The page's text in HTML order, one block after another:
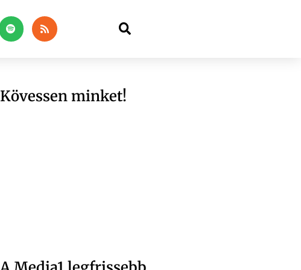
Kövessen minket!